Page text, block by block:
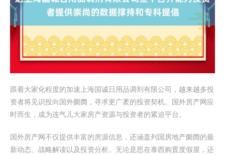
跟着大家化程度的加速上海国诚日用品调剂有限公司，越来越多投
资者将见识投向国外阛阓，寻求更广袤的投资契机。国外房产网应
时而生，成为连气儿大家房产资源与投资者的紧迫平台。
国外房产网不仅提供丰富的房源信息，还涵盖列国房地产阛阓的最
新动态、战略解读以及投资分析。无论是思在泰西购置度假屋，还